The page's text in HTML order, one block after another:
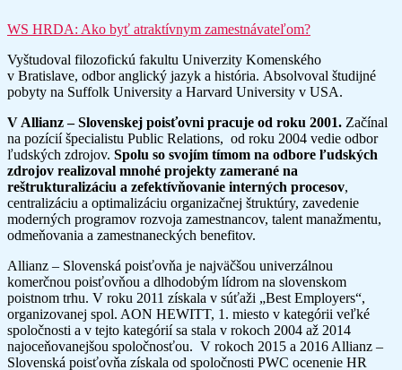
WS HRDA: Ako byť atraktívnym zamestnávateľom?
Vyštudoval filozofickú fakultu Univerzity Komenského
v Bratislave, odbor anglický jazyk a história. Absolvoval študijné
pobyty na Suffolk University a Harvard University v USA.
V Allianz – Slovenskej poisťovni pracuje od roku 2001. Začínal
na pozícií špecialistu Public Relations, od roku 2004 vedie odbor
ľudských zdrojov. Spolu so svojím tímom na odbore ľudských
zdrojov realizoval mnohé projekty zamerané na
reštrukturalizáciu a zefektívňovanie interných procesov,
centralizáciu a optimalizáciu organizačnej štruktúry, zavedenie
moderných programov rozvoja zamestnancov, talent manažmentu,
odmeňovania a zamestnaneckých benefitov.
Allianz – Slovenská poisťovňa je najväčšou univerzálnou
komerčnou poisťovňou a dlhodobým lídrom na slovenskom
poistnom trhu. V roku 2011 získala v súťaži „Best Employers“,
organizovanej spol. AON HEWITT, 1. miesto v kategórii veľké
spoločnosti a v tejto kategórií sa stala v rokoch 2004 až 2014
najoceňovanejšou spoločnosťou. V rokoch 2015 a 2016 Allianz –
Slovenská poisťovňa získala od spoločnosti PWC ocenenie HR